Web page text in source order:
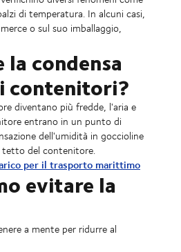
di temperatura. In alcuni casi,
o sul suo imballaggio,
la condensa
contenitori?
diventano più fredde, l'aria e
entrano in un punto di
dell'umidità in goccioline
tetto del contenitore.
per il trasporto marittimo
evitare la
a mente per ridurre al